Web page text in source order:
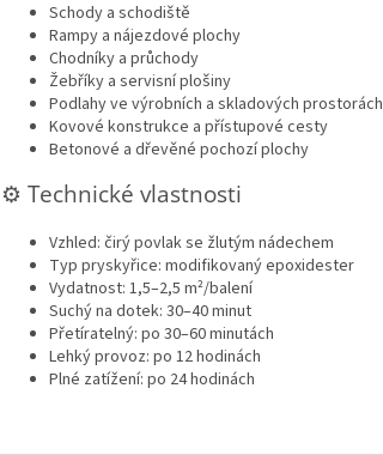
Schody a schodiště
Rampy a nájezdové plochy
Chodníky a průchody
Žebříky a servisní plošiny
Podlahy ve výrobních a skladových prostorách
Kovové konstrukce a přístupové cesty
Betonové a dřevěné pochozí plochy
⚙️ Technické vlastnosti
Vzhled: čirý povlak se žlutým nádechem
Typ pryskyřice: modifikovaný epoxidester
Vydatnost: 1,5–2,5 m²/balení
Suchý na dotek: 30–40 minut
Přetíratelný: po 30–60 minutách
Lehký provoz: po 12 hodinách
Plné zatížení: po 24 hodinách